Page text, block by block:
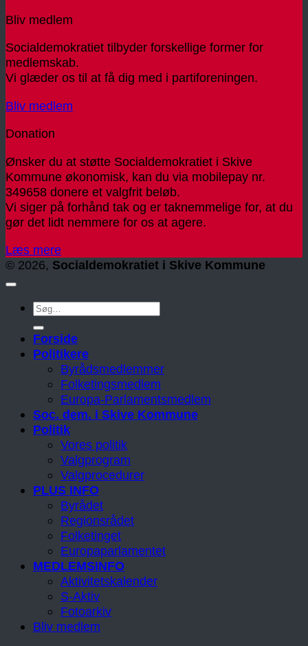
Skive
Bliv medlem
Socialdemokratiet tilbyder forskellige former for
medlemskab.
Vi glæder os til at få dig med i partiforeningen.
Bliv medlem
Donation
Ønsker du at støtte Socialdemokratiet i Skive
Kommune økonomisk, kan du via mobilepay nr.
349658 donere et valgfrit beløb.
Vi siger på forhånd tak og er taknemmelige for, at du
gør det lidt nemmere for os at agere.
Læs mere
© 2026, Socialdemokratiet i Skive Kommune
Forside
Politikere
Byrådsmedlemmer
Folketingsmedlem
Europa-Parlamentsmedlem
Soc. dem. i Skive Kommune
Politik
Vores politik
Valgprogram
Valgprocedurer
PLUS INFO
Byrådet
Regionsrådet
Folketinget
Europaparlamentet
MEDLEMSINFO
Aktivitetskalender
S-Aktiv
Fotoarkiv
Bliv medlem